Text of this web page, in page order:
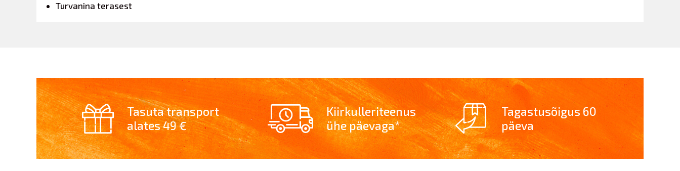
Turvanina terasest
Tasuta transport
alates 49 €
Kiirkulleriteenus
ühe päevaga*
Tagastusõigus 60
päeva